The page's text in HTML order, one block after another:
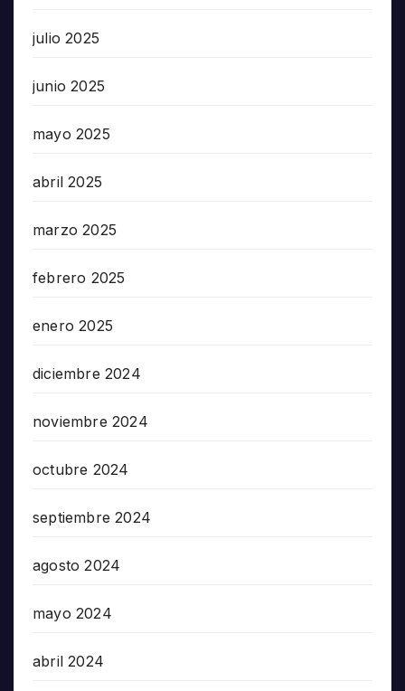
julio 2025
junio 2025
mayo 2025
abril 2025
marzo 2025
febrero 2025
enero 2025
diciembre 2024
noviembre 2024
octubre 2024
septiembre 2024
agosto 2024
mayo 2024
abril 2024